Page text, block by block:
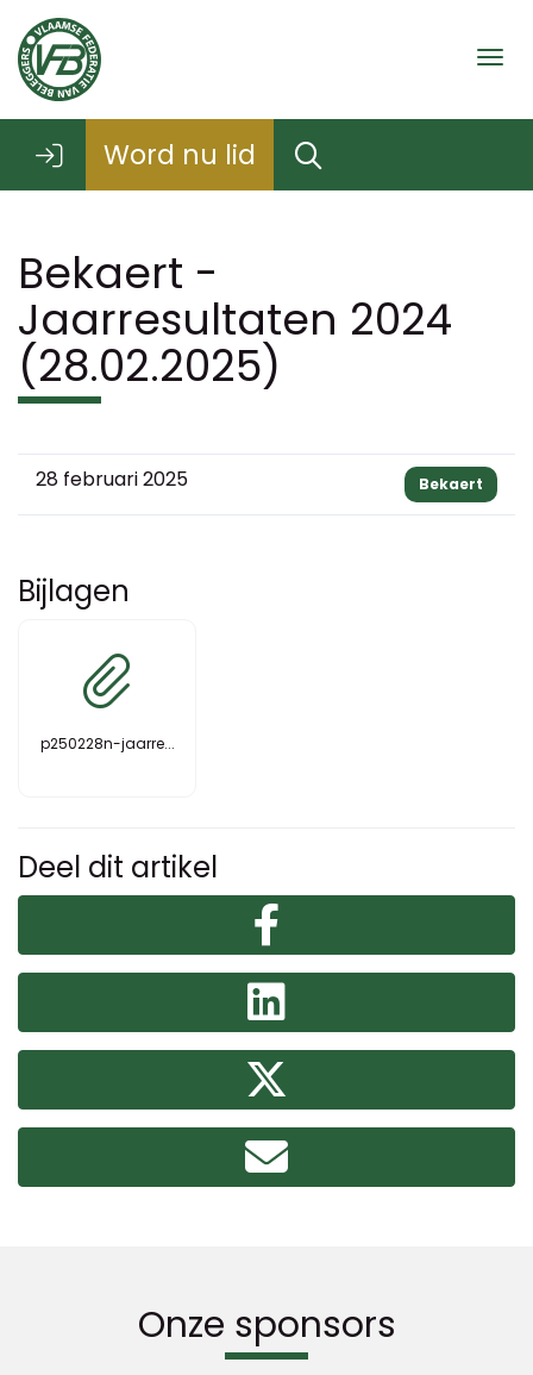
Word nu lid
Bekaert -
Jaarresultaten 2024
(28.02.2025)
28 februari 2025 Bekaert
Bijlagen
p250228n-jaarre...
Deel dit artikel
Onze sponsors